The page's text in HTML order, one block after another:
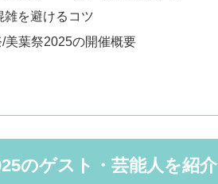
雑を避けるコツ
美葉祭2025の開催概要
のゲスト・芸能人を紹介